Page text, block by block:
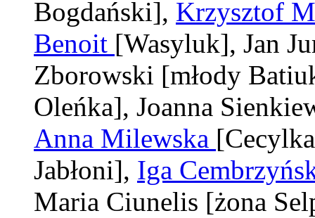
Bogdański], Krzysztof
Benoit [Wasyluk], Jan
Zborowski [młody
Oleńka], Joanna
Anna Milewska
Jabłoni], Iga
Maria Ciunelis [żona